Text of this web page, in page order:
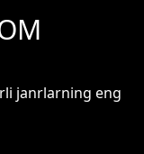
janrlarning eng